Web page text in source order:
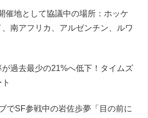
催地として協議中の場所：ホッケ
南アフリカ、アルゼンチン、ルワ
過去最少の21%へ低下！タイムズ
でSF参戦中の岩佐歩夢「目の前に